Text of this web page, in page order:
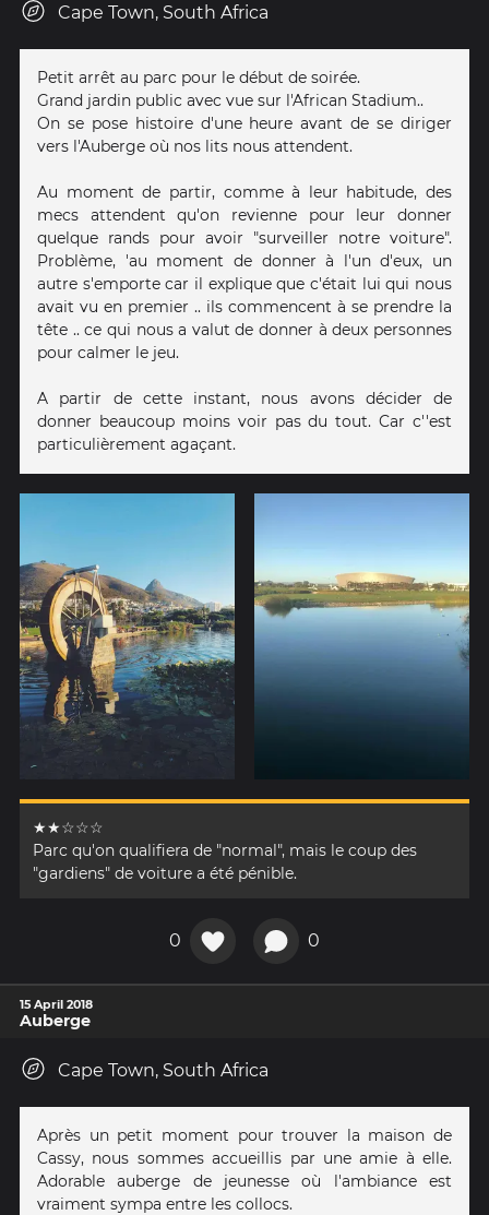
Cape Town, South Africa
Petit arrêt au parc pour le début de soirée.
Grand jardin public avec vue sur l'African Stadium..
On se pose histoire d'une heure avant de se diriger
vers l'Auberge où nos lits nous attendent.
Au moment de partir, comme à leur habitude, des
mecs attendent qu'on revienne pour leur donner
quelque rands pour avoir "surveiller notre voiture".
Problème, 'au moment de donner à l'un d'eux, un
autre s'emporte car il explique que c'était lui qui nous
avait vu en premier .. ils commencent à se prendre la
tête .. ce qui nous a valut de donner à deux personnes
pour calmer le jeu.
A partir de cette instant, nous avons décider de
donner beaucoup moins voir pas du tout. Car c''est
particulièrement agaçant.
★★☆☆☆
Parc qu'on qualifiera de "normal", mais le coup des
"gardiens" de voiture a été pénible.
0 0
15 April 2018
Auberge
Cape Town, South Africa
Après un petit moment pour trouver la maison de
Cassy, nous sommes accueillis par une amie à elle.
Adorable auberge de jeunesse où l'ambiance est
vraiment sympa entre les collocs.